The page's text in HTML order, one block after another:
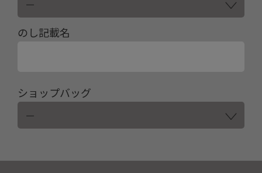
のし記載名
ショップバッグ